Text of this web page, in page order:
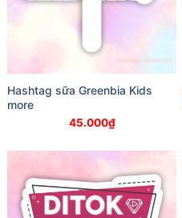
Hashtag sữa Greenbia Kids
more
45.000₫